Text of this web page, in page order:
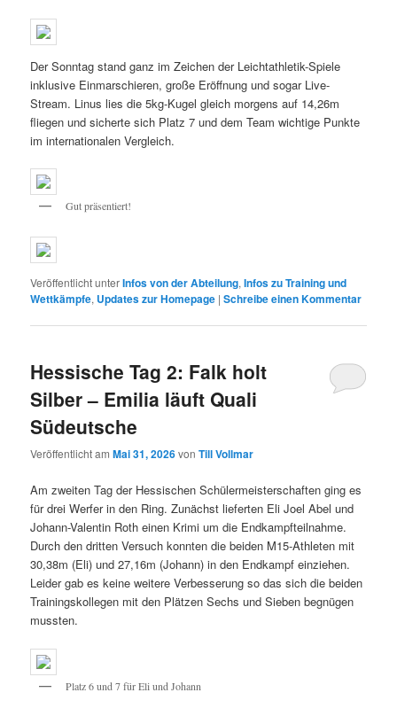
Der Sonntag stand ganz im Zeichen der Leichtathletik-Spiele
inklusive Einmarschieren, große Eröffnung und sogar Live-
Stream. Linus lies die 5kg-Kugel gleich morgens auf 14,26m
fliegen und sicherte sich Platz 7 und dem Team wichtige Punkte
im internationalen Vergleich.
Gut präsentiert!
Veröffentlicht unterInfos von der Abteilung,Infos zu Training und
Wettkämpfe, Updates zur Homepage |Schreibe einen Kommentar
Hessische Tag 2: Falk holt
Silber – Emilia läuft Quali
Südeutsche
Veröffentlicht amMai 31, 2026vonTill Vollmar
Am zweiten Tag der Hessischen Schülermeisterschaften ging es
für drei Werfer in den Ring. Zunächst lieferten Eli Joel Abel und
Johann-Valentin Roth einen Krimi um die Endkampfteilnahme.
Durch den dritten Versuch konnten die beiden M15-Athleten mit
30,38m (Eli) und 27,16m (Johann) in den Endkampf einziehen.
Leider gab es keine weitere Verbesserung so das sich die beiden
Trainingskollegen mit den Plätzen Sechs und Sieben begnügen
mussten.
Platz 6 und 7 für Eli und Johann